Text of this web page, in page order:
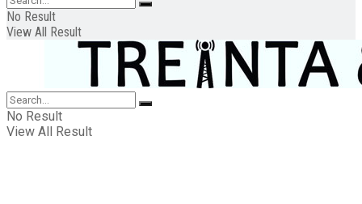
No Result
View All Result
No Result
View All Result